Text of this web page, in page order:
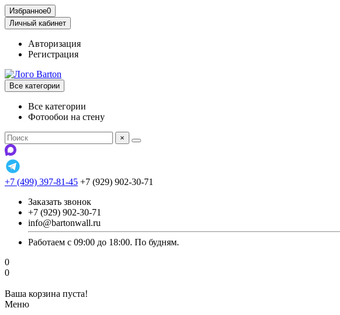
Избранное0
Личный кабинет
Авторизация
Регистрация
Все категории
Все категории
Фотообои на стену
×
+7 (499) 397-81-45 +7 (929) 902-30-71
Заказать звонок
+7 (929) 902-30-71
info@bartonwall.ru
Работаем с 09:00 до 18:00. По будням.
0
0
Ваша корзина пуста!
Меню